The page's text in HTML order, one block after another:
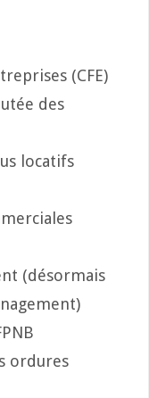
(CFE)
des
locatifs
(désormais
ordures